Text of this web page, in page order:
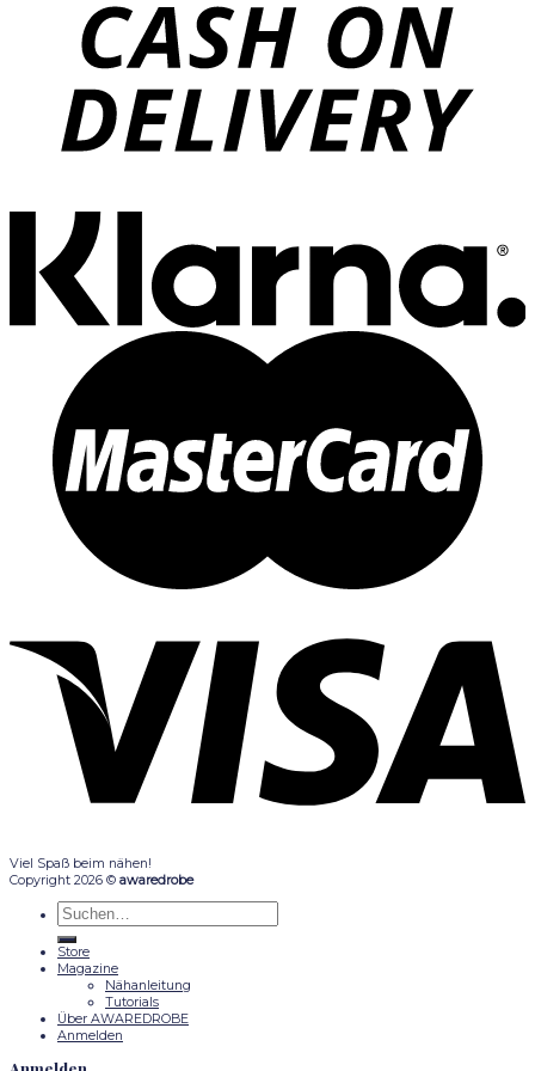
Viel Spaß beim nähen!
Copyright 2026 © awaredrobe
Suche
nach:
Store
Magazine
Nähanleitung
Tutorials
Über AWAREDROBE
Anmelden